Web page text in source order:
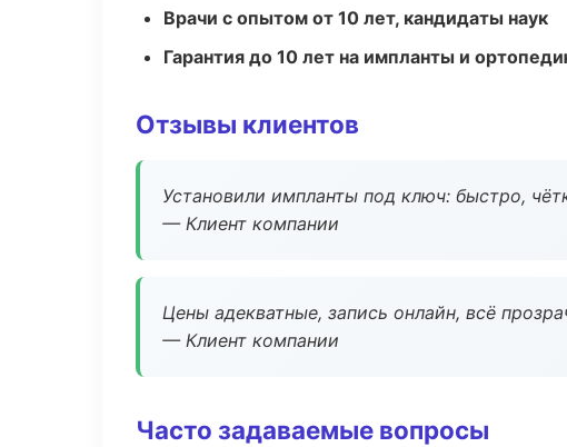
Врачи с опытом от 10 лет, кандидаты наук
Гарантия до 10 лет на импланты и
Отзывы клиентов
Установили импланты под ключ: быстро,
— Клиент компании
Цены адекватные, запись онлайн, всё
— Клиент компании
Часто задаваемые вопросы